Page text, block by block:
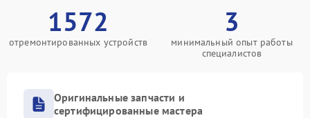
1572
отремонтированных устройств
3
минимальный опыт работы
специалистов
Оригинальные запчасти и
сертифицированные мастера